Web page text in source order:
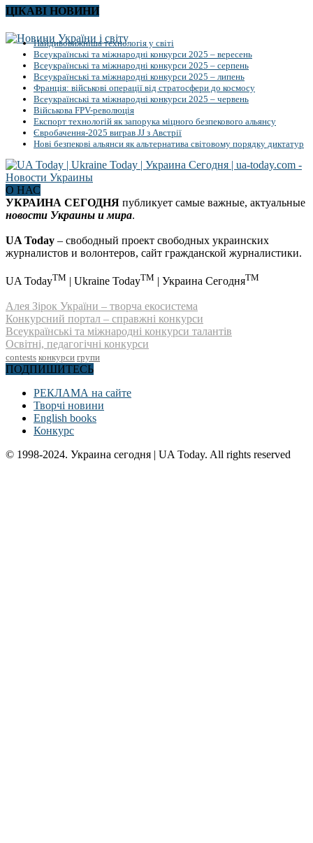
ЦІКАВІ НОВИНИ
Найдивовижніша технологія у світі
Всеукраїнські та міжнародні конкурси 2025 – вересень
Всеукраїнські та міжнародні конкурси 2025 – серпень
Всеукраїнські та міжнародні конкурси 2025 – липень
Франція: військові операції від стратосфери до космосу
Всеукраїнські та міжнародні конкурси 2025 – червень
Військова FPV-революція
Експорт технологій як запорука міцного безпекового альянсу
Євробачення-2025 виграв JJ з Австрії
Нові безпекові альянси як альтернатива світовому порядку диктатур
О НАС
УКРАИНА СЕГОДНЯ публикует самые важные, актуальные
новости Украины и мира.
UA Today – свободный проект свободных украинских
журналистов и волонтеров, сайт гражданской журналистики.
UA TodayTM | Ukraine TodayTM | Украина СегодняTM
Алея Зірок України – творча екосистема
Конкурсний портал – справжні конкурси
Всеукраїнські та міжнародні конкурси талантів
Освітні, педагогічні конкурси
contests конкурси групи
ПОДПИШИТЕСЬ
РЕКЛАМА на сайте
Творчі новини
English books
Конкурс
© 1998-2024. Украина сегодня | UA Today. All rights reserved